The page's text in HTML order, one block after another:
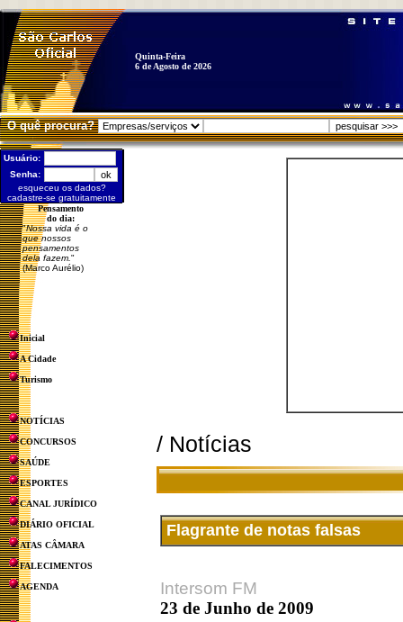
Quinta-Feira
6 de Agosto de 2026
O quê procura?
Usuário:
Senha:
esqueceu os dados?
cadastre-se gratuitamente
Pensamento
do dia:
"Nossa vida é o
que nossos
pensamentos
dela fazem. "
(Marco Aurélio)
Inicial
A Cidade
Turismo
NOTÍCIAS
CONCURSOS
SAÚDE
ESPORTES
CANAL JURÍDICO
DIÁRIO OFICIAL
ATAS CÂMARA
FALECIMENTOS
AGENDA
/ Notícias
Flagrante de notas falsas
Intersom FM
23 de Junho de 2009